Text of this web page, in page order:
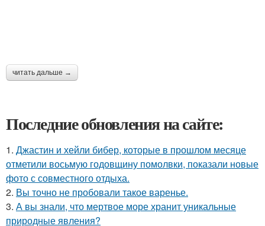
читать дальше →
Последние обновления на сайте:
1. Джастин и хейли бибер, которые в прошлом месяце
отметили восьмую годовщину помолвки, показали новые
фото с совместного отдыха.
2. Вы точно не пробовали такое варенье.
3. А вы знали, что мертвое море хранит уникальные
природные явления?